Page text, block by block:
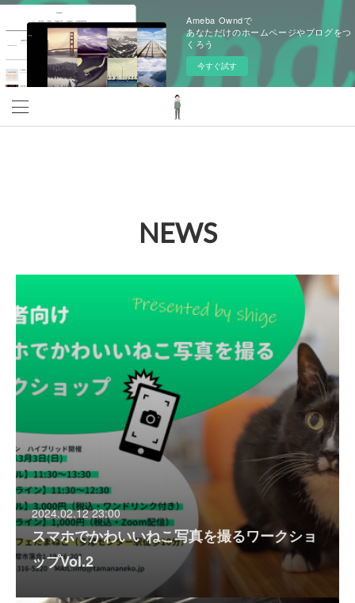
Ameba Owndで
あなただけのホームページやブログをつ
くろう
今すぐ試す
NEWS
2024.02.12 23:00
スマホでかわいいねこ写真を撮るワークショ
ップVol.2